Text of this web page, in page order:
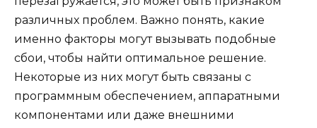
различных проблем. Важно понять, какие
именно факторы могут вызывать подобные
сбои, чтобы найти оптимальное решение.
Некоторые из них могут быть связаны с
программным обеспечением, аппаратными
компонентами или даже внешними